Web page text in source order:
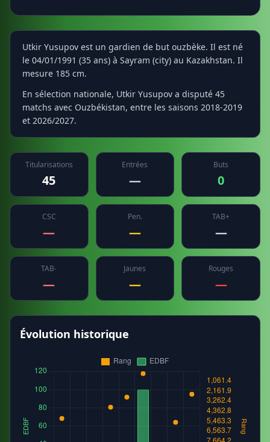
Utkir Yusupov est un gardien de but ouzbèke. Il est né
le 04/01/1991 (35 ans) à Sayram (city) au Kazakhstan. Il
mesure 185 cm.
En sélection nationale, Utkir Yusupov a disputé 45
matchs avec Ouzbékistan, entre les saisons 2018-2019
et 2026/2027.
Titularisations
45
Entrées
—
Buts
0
CSC
—
Pen.
—
TAB+
—
TAB-
—
Jaunes
—
Rouges
—
Évolution historique